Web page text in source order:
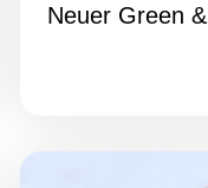
Neuer Green